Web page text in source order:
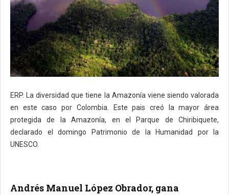
ERP. La diversidad que tiene la Amazonía viene siendo valorada
en este caso por Colombia. Este pais creó la mayor área
protegida de la Amazonía, en el Parque de Chiribiquete,
declarado el domingo Patrimonio de la Humanidad por la
UNESCO.
Andrés Manuel López Obrador, gana